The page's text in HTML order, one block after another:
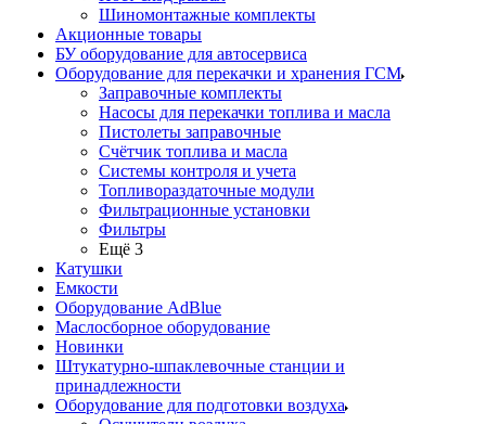
Шиномонтажные комплекты
Акционные товары
БУ оборудование для автосервиса
Оборудование для перекачки и хранения ГСМ
Заправочные комплекты
Насосы для перекачки топлива и масла
Пистолеты заправочные
Счётчик топлива и масла
Системы контроля и учета
Топливораздаточные модули
Фильтрационные установки
Фильтры
Ещё 3
Катушки
Емкости
Оборудование AdBlue
Маслосборное оборудование
Новинки
Штукатурно-шпаклевочные станции и
принадлежности
Оборудование для подготовки воздуха